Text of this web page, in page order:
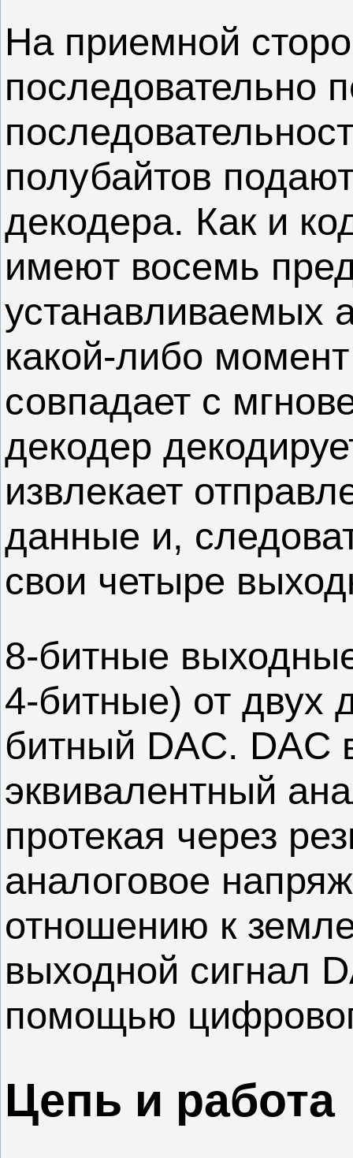
На приемной
последовательно
полубайтов
декодера. Как и
имеют восемь
устанавливаемых
какой-либо
совпадает с
декодер
извлекает
данные и,
свои четыре
8-битные
4-битные) от двух
битный DAC. DAC
эквивалентный
протекая через
аналоговое
отношению к
выходной сигнал
помощью
Цепь и работа